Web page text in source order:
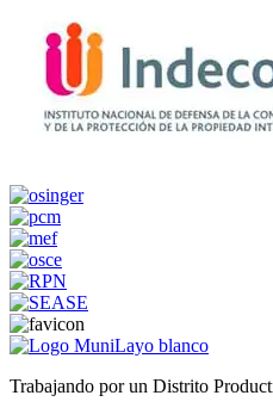
Trabajando por un Distrito